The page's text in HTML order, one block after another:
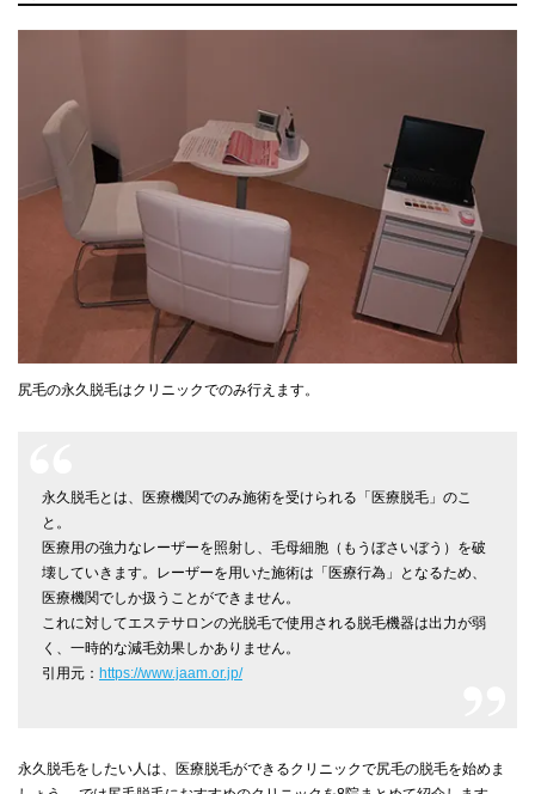
尻毛の永久脱毛はクリニックでのみ行えます。
永久脱毛とは、医療機関でのみ施術を受けられる「医療脱毛」のこ
と。
医療用の強力なレーザーを照射し、毛母細胞（もうぼさいぼう）を破
壊していきます。レーザーを用いた施術は「医療行為」となるため、
医療機関でしか扱うことができません。
これに対してエステサロンの光脱毛で使用される脱毛機器は出力が弱
く、一時的な減毛効果しかありません。
引用元： https://www.jaam.or.jp/
永久脱毛をしたい人は、医療脱毛ができるクリニックで尻毛の脱毛を始めま